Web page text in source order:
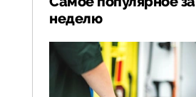
неделю